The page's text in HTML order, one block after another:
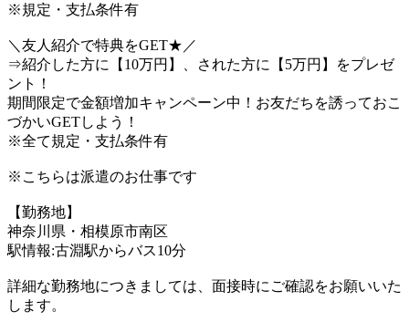
※規定・支払条件有
＼友人紹介で特典をGET★／
⇒紹介した方に【10万円】、された方に【5万円】をプレゼ
ント！
期間限定で金額増加キャンペーン中！お友だちを誘っておこ
づかいGETしよう！
※全て規定・支払条件有
※こちらは派遣のお仕事です
【勤務地】
神奈川県・相模原市南区
駅情報:古淵駅からバス10分
詳細な勤務地につきましては、面接時にご確認をお願いいた
します。